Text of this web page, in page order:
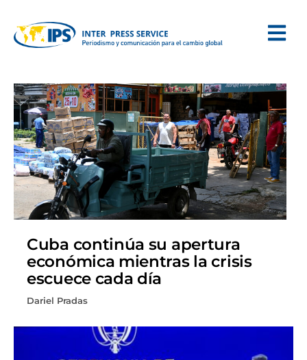
Cuba continúa su apertura
económica mientras la crisis
escuece cada día
Dariel Pradas